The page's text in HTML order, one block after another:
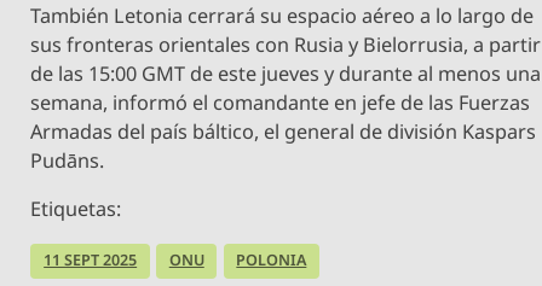
También Letonia cerrará su espacio aéreo a lo largo de
sus fronteras orientales con Rusia y Bielorrusia, a partir
de las 15:00 GMT de este jueves y durante al menos una
semana, informó el comandante en jefe de las Fuerzas
Armadas del país báltico, el general de división Kaspars
Pudāns.
Etiquetas:
11 SEPT 2025 ONU POLONIA